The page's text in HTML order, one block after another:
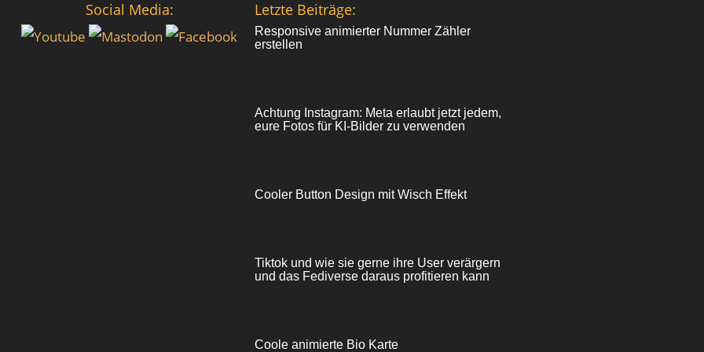
Social Media: Letzte Beiträge:
Responsive animierter Nummer Zähler
erstellen
Achtung Instagram: Meta erlaubt jetzt jedem,
eure Fotos für KI-Bilder zu verwenden
Cooler Button Design mit Wisch Effekt
Tiktok und wie sie gerne ihre User verärgern
und das Fediverse daraus profitieren kann
Coole animierte Bio Karte